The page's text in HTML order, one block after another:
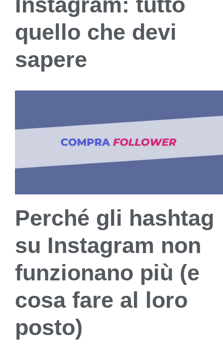
quello che devi
sapere
Perché gli hashtag
su Instagram non
funzionano più (e
cosa fare al loro
posto)